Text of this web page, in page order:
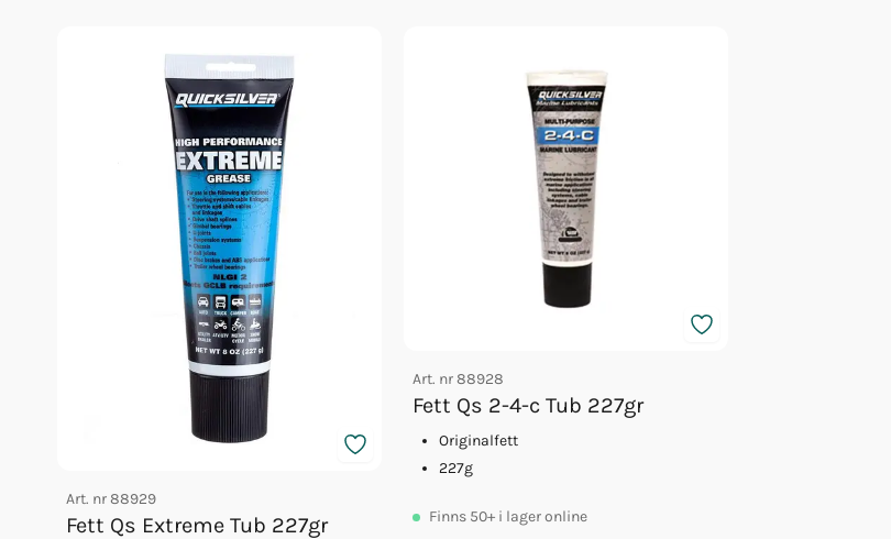
Art. nr88929
Fett Qs Extreme Tub 227gr
Art. nr88928
Fett Qs 2-4-c Tub 227gr
Originalfett
227g
Finns 50+ i lager online